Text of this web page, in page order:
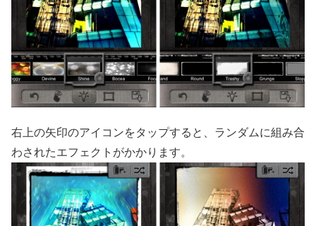
右上の矢印のアイコンをタップすると、ランダムに組み合
わされたエフェクトがかかります。